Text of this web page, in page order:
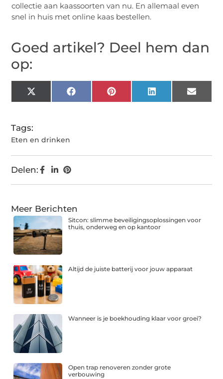
collectie aan kaassoorten van nu. En allemaal even
snel in huis met online kaas bestellen.
Goed artikel? Deel hem dan
op:
X
(Twitter)
FacebookPinterestLinkedIn Email
Tags:
Eten en drinken
Delen:
Meer Berichten
Sitcon: slimme beveiligingsoplossingen voor
thuis, onderweg en op kantoor
Altijd de juiste batterij voor jouw apparaat
Wanneer is je boekhouding klaar voor groei?
Open trap renoveren zonder grote
verbouwing